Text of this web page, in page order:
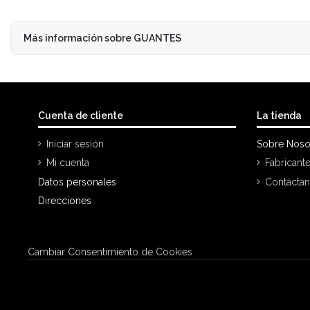
Más información sobre GUANTES
Cuenta de cliente
Iniciar sesión
Mi cuenta
Datos personales
Direcciones
La tienda
Sobre
Cambiar Consentimiento de Cookies